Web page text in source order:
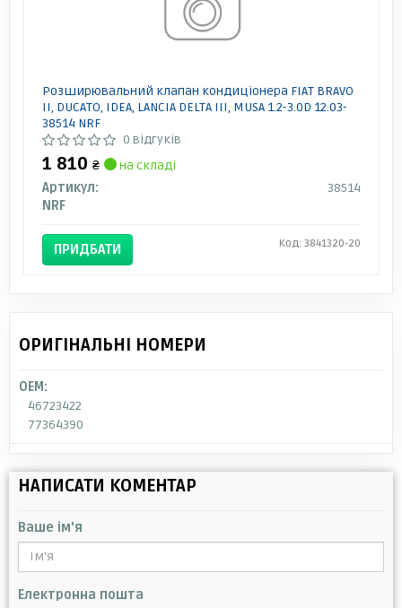
Розширювальний клапан кондиціонера FIAT BRAVO
II, DUCATO, IDEA, LANCIA DELTA III, MUSA 1.2-3.0D 12.03-
38514 NRF
0 відгуків
1 810 ₴
на складі
Артикул:
38514
NRF
ПРИДБАТИ Код: 3841320-20
ОРИГІНАЛЬНІ НОМЕРИ
OEM:
46723422
77364390
НАПИСАТИ КОМЕНТАР
Ваше ім'я
Електронна пошта